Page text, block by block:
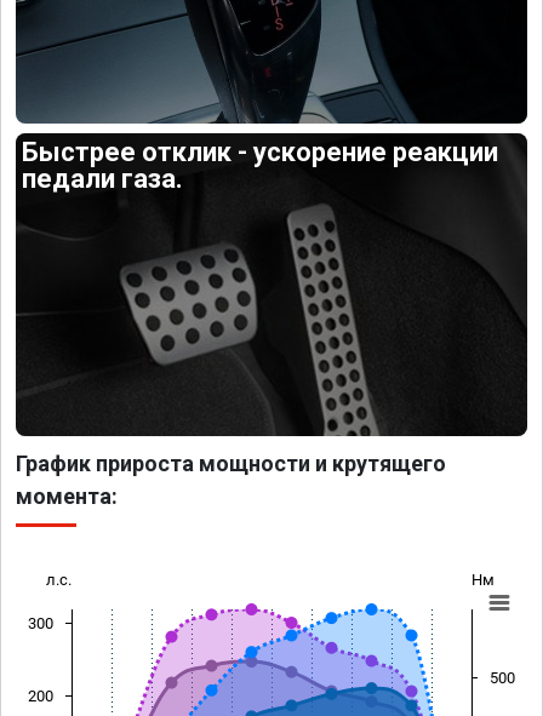
Быстрее отклик - ускорение реакции
педали газа.
График прироста мощности и крутящего
момента:
л.с. Нм
200
300
500